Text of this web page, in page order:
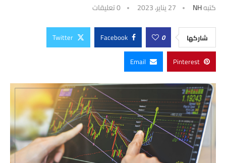
كتبهNH 27 يناير، 2023 0 تعليقات
شاركها 0
Facebook
Twitter
Pinterest
Email